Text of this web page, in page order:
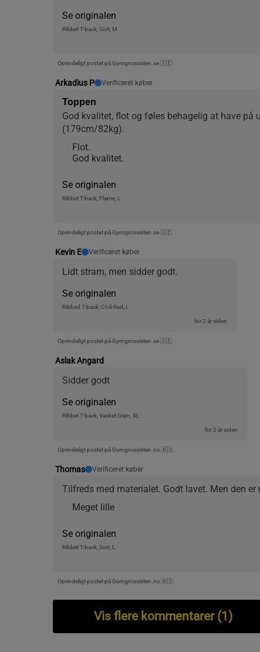
Se originalen
Ribbet T-back, Sort, M
Oprindeligt postet på Gymgrossisten.se 🇸🇪
Arkadius P Verificeret køber
Toppen
God kvalitet, flot og føles behagelig at have
(179cm/82kg).
Flot.
God kvalitet.
Se originalen
Ribbet T-back, Flame, L
Oprindeligt postet på Gymgrossisten.se 🇸🇪
Kevin E Verificeret køber
Lidt stram, men sidder godt.
Se originalen
Ribbed T-back, Chili Red, L
for 2 år siden
Oprindeligt postet på Gymgrossisten.se 🇸🇪
Aslak Angard
Sidder godt
Se originalen
Ribbet T-back, Vasket Grøn, XL
for 2 år siden
Oprindeligt postet på Gymgrossisten.no 🇳🇴
Thomas Verificeret køber
Tilfreds med materialet. Godt lavet. Men den
Meget lille
Se originalen
Ribbet T-back, Sort, L
Oprindeligt postet på Gymgrossisten.no 🇳🇴
Vis flere kommentarer (1)